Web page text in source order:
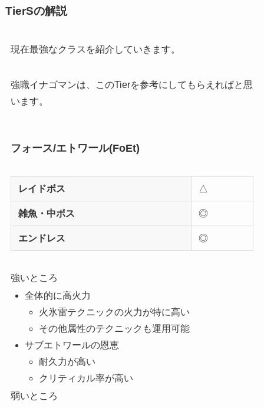
TierSの解説
現在最強なクラスを紹介していきます。
強職イナゴマンは、このTierを参考にしてもらえればと思
います。
フォース/エトワール(FoEt)
レイドボス △
雑魚・中ボス ◎
エンドレス ◎
強いところ
全体的に高火力
火氷雷テクニックの火力が特に高い
その他属性のテクニックも運用可能
サブエトワールの恩恵
耐久力が高い
クリティカル率が高い
弱いところ